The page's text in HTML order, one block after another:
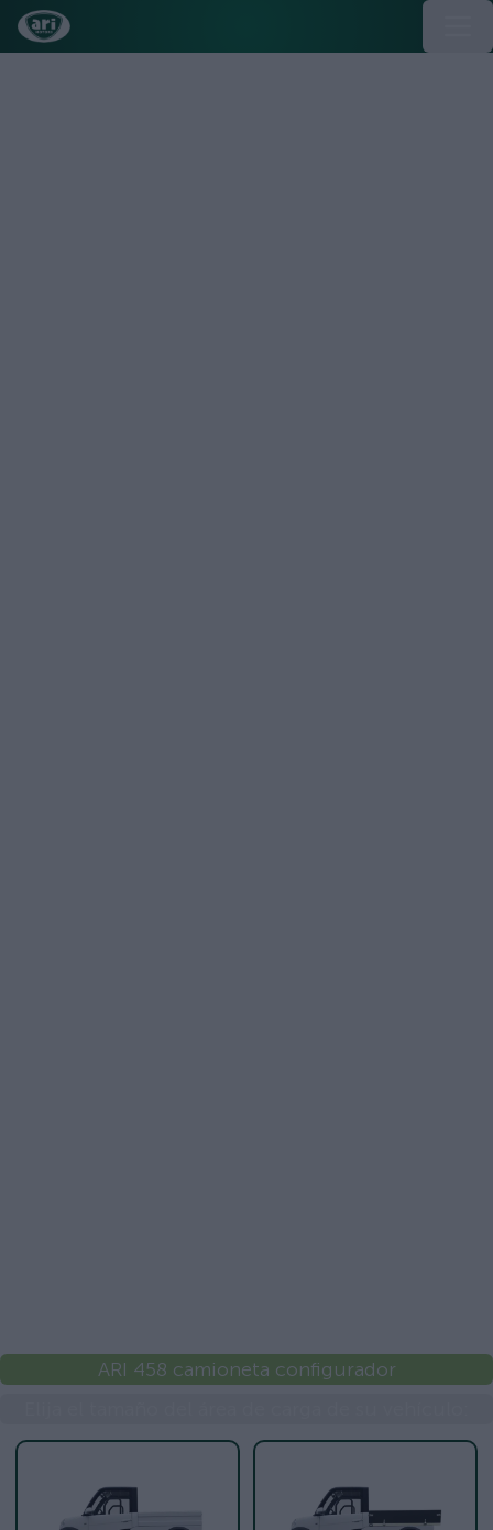
ARI 458 camioneta configurador